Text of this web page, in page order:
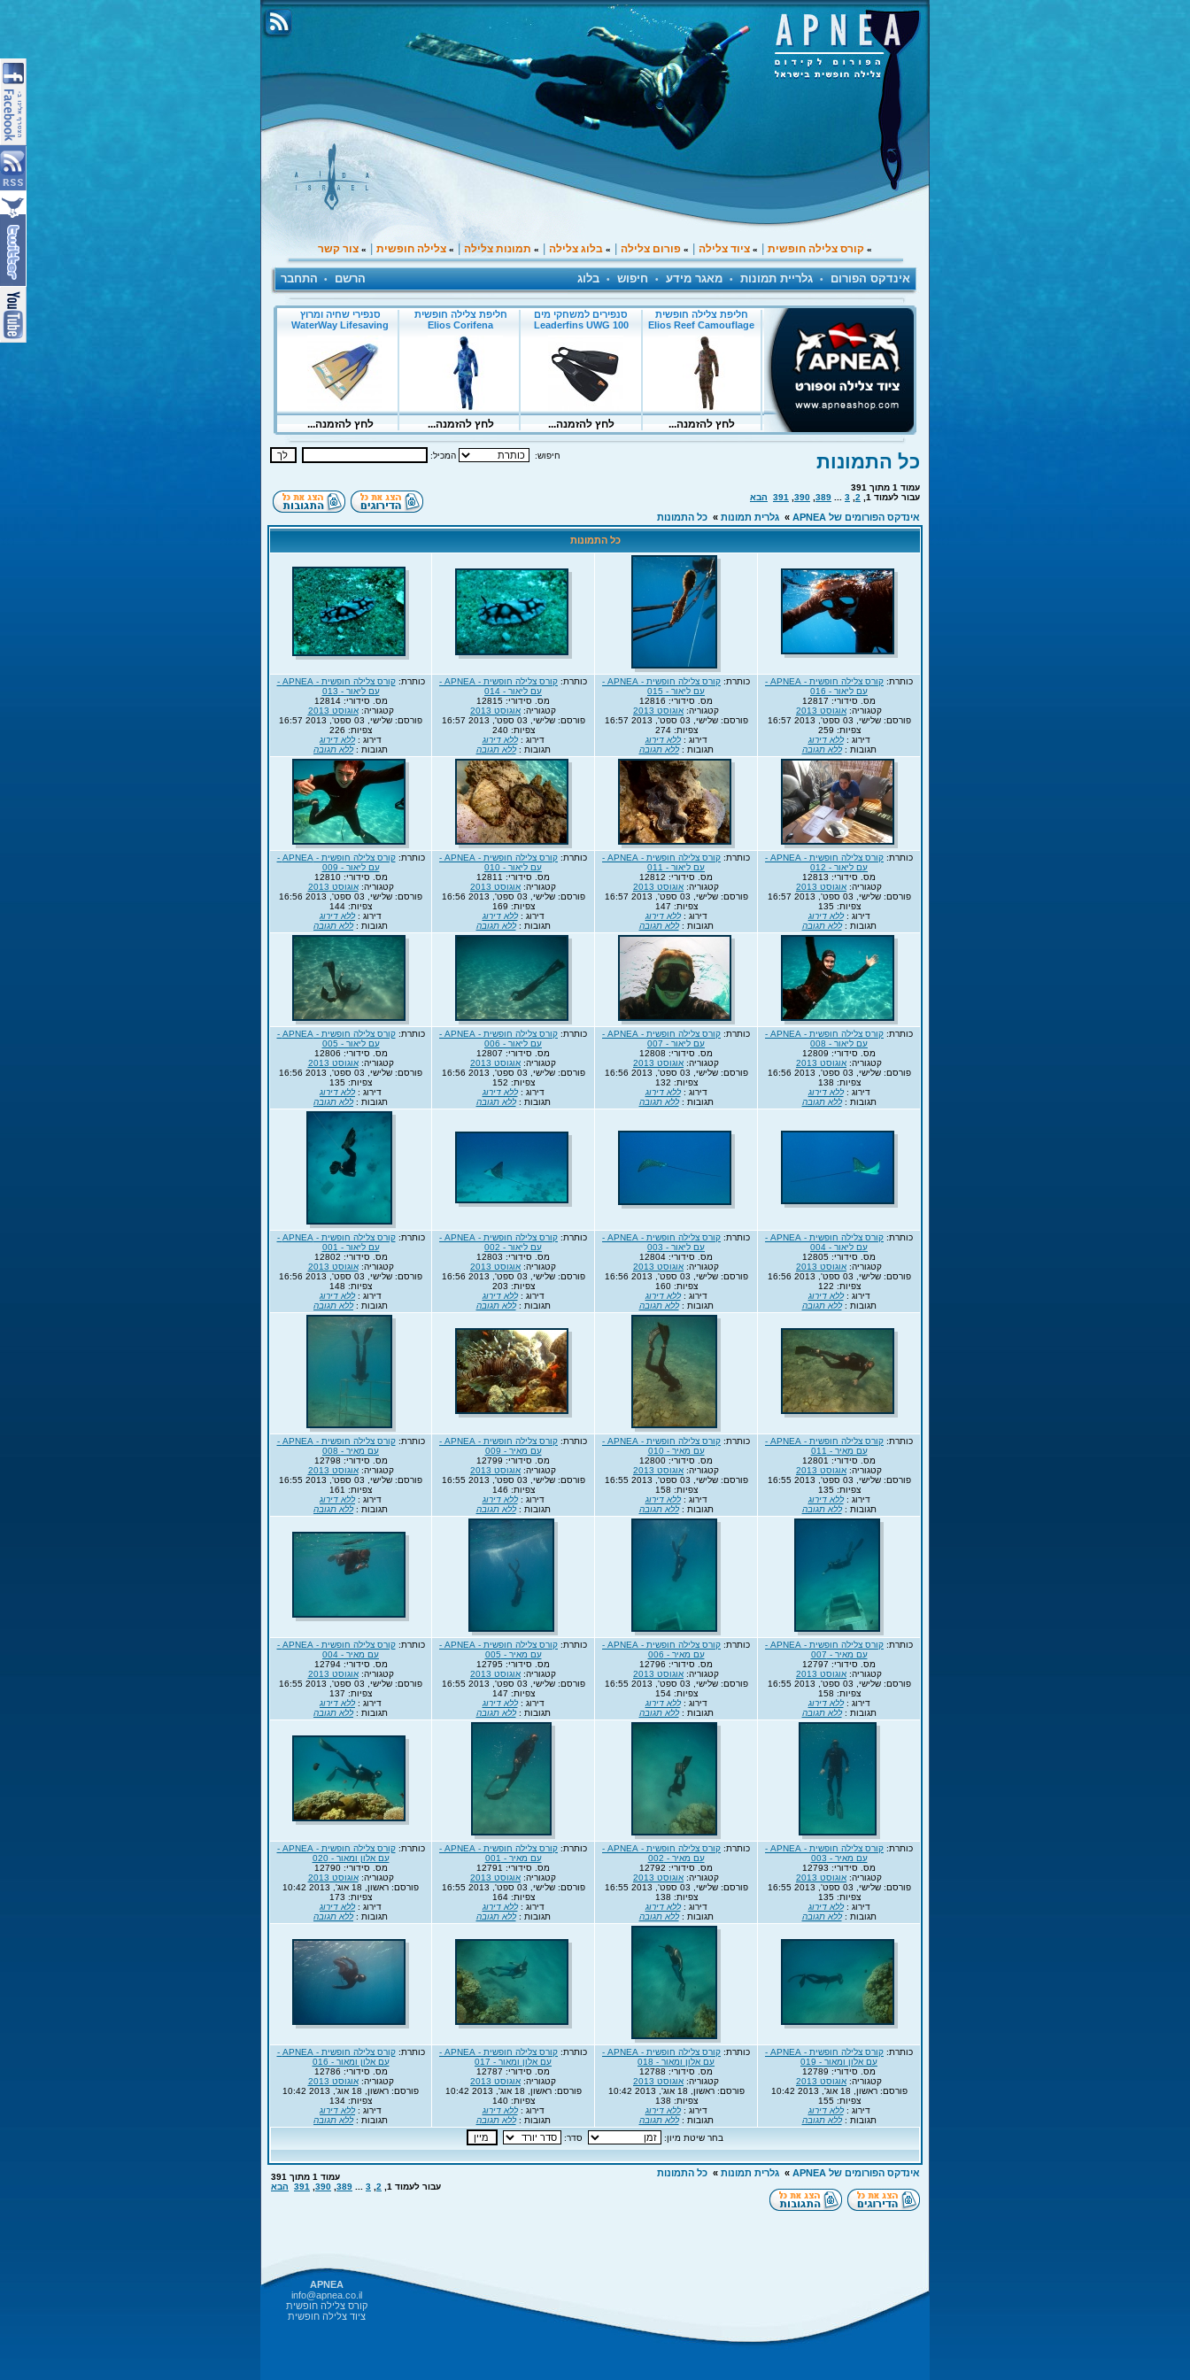
» קורס צלילה חופשית » ציוד צלילה » פורום צלילה » בלוג צלילה » תמונות צלילה » צלילה חופשית » צור קשר
אינדקס הפורום • גלריית תמונות • מאגר מידע • חיפוש • בלוג הרשם • התחבר
כל התמונות חיפוש: המכיל:
עמוד 1 מתוך 391
עבור לעמוד 1
2
3
389
390
391 הבא
אינדקס הפורומים של APNEA » גלרית תמונות » כל התמונות
כל התמונות
כותרת:
קורס צלילה חופשית - APNEA -
עם ליאור - 016
מס. סידורי: 12817
קטגוריה: אוגוסט 2013
פורסם: שלישי, 03 ספט', 2013 16:57
צפיות: 259
דירוג :ללא דירוג
תגובות :ללא תגובה
כותרת:
קורס צלילה חופשית - APNEA -
עם ליאור - 015
מס. סידורי: 12816
קטגוריה: אוגוסט 2013
פורסם: שלישי, 03 ספט', 2013 16:57
צפיות: 274
דירוג :ללא דירוג
תגובות :ללא תגובה
כותרת:
קורס צלילה חופשית - APNEA -
עם ליאור - 014
מס. סידורי: 12815
קטגוריה: אוגוסט 2013
פורסם: שלישי, 03 ספט', 2013 16:57
צפיות: 240
דירוג :ללא דירוג
תגובות :ללא תגובה
כותרת:
קורס צלילה חופשית - APNEA -
עם ליאור - 013
מס. סידורי: 12814
קטגוריה:אוגוסט 2013
פורסם: שלישי, 03 ספט', 2013 16:57
צפיות: 226
דירוג :ללא דירוג
תגובות :ללא תגובה
כותרת:
קורס צלילה חופשית - APNEA -
עם ליאור - 012
מס. סידורי: 12813
קטגוריה: אוגוסט 2013
פורסם: שלישי, 03 ספט', 2013 16:57
צפיות: 135
דירוג :ללא דירוג
תגובות :ללא תגובה
כותרת:
קורס צלילה חופשית - APNEA -
עם ליאור - 011
מס. סידורי: 12812
קטגוריה: אוגוסט 2013
פורסם: שלישי, 03 ספט', 2013 16:57
צפיות: 147
דירוג :ללא דירוג
תגובות :ללא תגובה
כותרת:
קורס צלילה חופשית - APNEA -
עם ליאור - 010
מס. סידורי: 12811
קטגוריה: אוגוסט 2013
פורסם: שלישי, 03 ספט', 2013 16:56
צפיות: 169
דירוג :ללא דירוג
תגובות :ללא תגובה
כותרת:
קורס צלילה חופשית - APNEA -
עם ליאור - 009
מס. סידורי: 12810
קטגוריה:אוגוסט 2013
פורסם: שלישי, 03 ספט', 2013 16:56
צפיות: 144
דירוג :ללא דירוג
תגובות :ללא תגובה
כותרת:
קורס צלילה חופשית - APNEA -
עם ליאור - 008
מס. סידורי: 12809
קטגוריה: אוגוסט 2013
פורסם: שלישי, 03 ספט', 2013 16:56
צפיות: 138
דירוג :ללא דירוג
תגובות :ללא תגובה
כותרת:
קורס צלילה חופשית - APNEA -
עם ליאור - 007
מס. סידורי: 12808
קטגוריה: אוגוסט 2013
פורסם: שלישי, 03 ספט', 2013 16:56
צפיות: 132
דירוג :ללא דירוג
תגובות :ללא תגובה
כותרת:
קורס צלילה חופשית - APNEA -
עם ליאור - 006
מס. סידורי: 12807
קטגוריה: אוגוסט 2013
פורסם: שלישי, 03 ספט', 2013 16:56
צפיות: 152
דירוג :ללא דירוג
תגובות :ללא תגובה
כותרת:
קורס צלילה חופשית - APNEA -
עם ליאור - 005
מס. סידורי: 12806
קטגוריה:אוגוסט 2013
פורסם: שלישי, 03 ספט', 2013 16:56
צפיות: 135
דירוג :ללא דירוג
תגובות :ללא תגובה
כותרת:
קורס צלילה חופשית - APNEA -
עם ליאור - 004
מס. סידורי: 12805
קטגוריה: אוגוסט 2013
פורסם: שלישי, 03 ספט', 2013 16:56
צפיות: 122
דירוג :ללא דירוג
תגובות :ללא תגובה
כותרת:
קורס צלילה חופשית - APNEA -
עם ליאור - 003
מס. סידורי: 12804
קטגוריה: אוגוסט 2013
פורסם: שלישי, 03 ספט', 2013 16:56
צפיות: 160
דירוג :ללא דירוג
תגובות :ללא תגובה
כותרת:
קורס צלילה חופשית - APNEA -
עם ליאור - 002
מס. סידורי: 12803
קטגוריה: אוגוסט 2013
פורסם: שלישי, 03 ספט', 2013 16:56
צפיות: 203
דירוג :ללא דירוג
תגובות :ללא תגובה
כותרת:
קורס צלילה חופשית - APNEA -
עם ליאור - 001
מס. סידורי: 12802
קטגוריה:אוגוסט 2013
פורסם: שלישי, 03 ספט', 2013 16:56
צפיות: 148
דירוג :ללא דירוג
תגובות :ללא תגובה
כותרת:
קורס צלילה חופשית - APNEA -
עם מאיר - 011
מס. סידורי: 12801
קטגוריה: אוגוסט 2013
פורסם: שלישי, 03 ספט', 2013 16:55
צפיות: 135
דירוג :ללא דירוג
תגובות :ללא תגובה
כותרת:
קורס צלילה חופשית - APNEA -
עם מאיר - 010
מס. סידורי: 12800
קטגוריה: אוגוסט 2013
פורסם: שלישי, 03 ספט', 2013 16:55
צפיות: 158
דירוג :ללא דירוג
תגובות :ללא תגובה
כותרת:
קורס צלילה חופשית - APNEA -
עם מאיר - 009
מס. סידורי: 12799
קטגוריה: אוגוסט 2013
פורסם: שלישי, 03 ספט', 2013 16:55
צפיות: 146
דירוג :ללא דירוג
תגובות :ללא תגובה
כותרת:
קורס צלילה חופשית - APNEA -
עם מאיר - 008
מס. סידורי: 12798
קטגוריה:אוגוסט 2013
פורסם: שלישי, 03 ספט', 2013 16:55
צפיות: 161
דירוג :ללא דירוג
תגובות :ללא תגובה
כותרת:
קורס צלילה חופשית - APNEA -
עם מאיר - 007
מס. סידורי: 12797
קטגוריה: אוגוסט 2013
פורסם: שלישי, 03 ספט', 2013 16:55
צפיות: 158
דירוג :ללא דירוג
תגובות :ללא תגובה
כותרת:
קורס צלילה חופשית - APNEA -
עם מאיר - 006
מס. סידורי: 12796
קטגוריה: אוגוסט 2013
פורסם: שלישי, 03 ספט', 2013 16:55
צפיות: 154
דירוג :ללא דירוג
תגובות :ללא תגובה
כותרת:
קורס צלילה חופשית - APNEA -
עם מאיר - 005
מס. סידורי: 12795
קטגוריה: אוגוסט 2013
פורסם: שלישי, 03 ספט', 2013 16:55
צפיות: 147
דירוג :ללא דירוג
תגובות :ללא תגובה
כותרת:
קורס צלילה חופשית - APNEA -
עם מאיר - 004
מס. סידורי: 12794
קטגוריה:אוגוסט 2013
פורסם: שלישי, 03 ספט', 2013 16:55
צפיות: 137
דירוג :ללא דירוג
תגובות :ללא תגובה
כותרת:
קורס צלילה חופשית - APNEA -
עם מאיר - 003
מס. סידורי: 12793
קטגוריה: אוגוסט 2013
פורסם: שלישי, 03 ספט', 2013 16:55
צפיות: 135
דירוג :ללא דירוג
תגובות :ללא תגובה
כותרת:
קורס צלילה חופשית - APNEA -
עם מאיר - 002
מס. סידורי: 12792
קטגוריה: אוגוסט 2013
פורסם: שלישי, 03 ספט', 2013 16:55
צפיות: 138
דירוג :ללא דירוג
תגובות :ללא תגובה
כותרת:
קורס צלילה חופשית - APNEA -
עם מאיר - 001
מס. סידורי: 12791
קטגוריה: אוגוסט 2013
פורסם: שלישי, 03 ספט', 2013 16:55
צפיות: 164
דירוג :ללא דירוג
תגובות :ללא תגובה
כותרת:
קורס צלילה חופשית - APNEA -
עם אלון ומאור - 020
מס. סידורי: 12790
קטגוריה:אוגוסט 2013
פורסם: ראשון, 18 אוג', 2013 10:42
צפיות: 173
דירוג :ללא דירוג
תגובות :ללא תגובה
כותרת:
קורס צלילה חופשית - APNEA -
עם אלון ומאור - 019
מס. סידורי: 12789
קטגוריה: אוגוסט 2013
פורסם: ראשון, 18 אוג', 2013 10:42
צפיות: 155
דירוג :ללא דירוג
תגובות :ללא תגובה
כותרת:
קורס צלילה חופשית - APNEA -
עם אלון ומאור - 018
מס. סידורי: 12788
קטגוריה: אוגוסט 2013
פורסם: ראשון, 18 אוג', 2013 10:42
צפיות: 138
דירוג :ללא דירוג
תגובות :ללא תגובה
כותרת:
קורס צלילה חופשית - APNEA -
עם אלון ומאור - 017
מס. סידורי: 12787
קטגוריה: אוגוסט 2013
פורסם: ראשון, 18 אוג', 2013 10:42
צפיות: 140
דירוג :ללא דירוג
תגובות :ללא תגובה
כותרת:
קורס צלילה חופשית - APNEA -
עם אלון ומאור - 016
מס. סידורי: 12786
קטגוריה:אוגוסט 2013
פורסם: ראשון, 18 אוג', 2013 10:42
צפיות: 134
דירוג :ללא דירוג
תגובות :ללא תגובה
בחר שיטת מיון:
סדר:
אינדקס הפורומים של APNEA » גלרית תמונות » כל התמונות עמוד 1 מתוך 391
עבור לעמוד 1
2
3
389
390
391 הבא
APNEA
info@apnea.co.il
קורס צלילה חופשית
ציוד צלילה חופשית